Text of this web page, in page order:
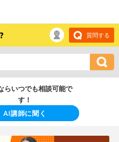
質問する
らいつでも相談可能で
す！
AI講師に聞く